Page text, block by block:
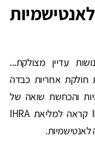
עדיין מצולקת...
חולקת אחריות כבדה
והכחשת שואה של
הברית הבינלאומית לשימור זכר השואה IHRA קראה למליאת IHRA